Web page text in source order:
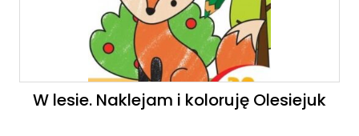
W lesie. Naklejam i koloruję Olesiejuk